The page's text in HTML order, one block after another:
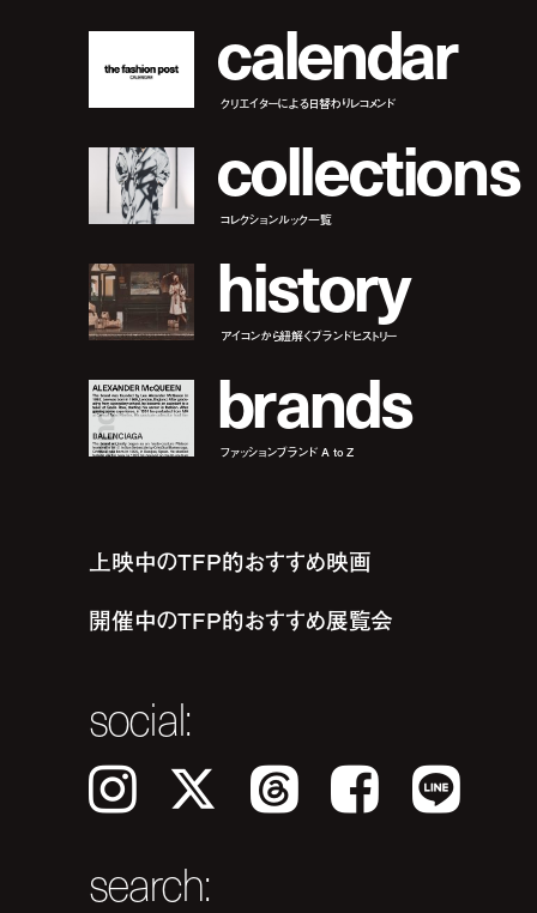
calendar
クリエイターによる日替わりレコメンド
collections
コレクションルック一覧
history
アイコンから紐解くブランドヒストリー
brands
ファッションブランド A to Z
上映中のTFP的おすすめ映画
開催中のTFP的おすすめ展覧会
social:
Instagram 𝕏 Threads Facebook LINE
search: